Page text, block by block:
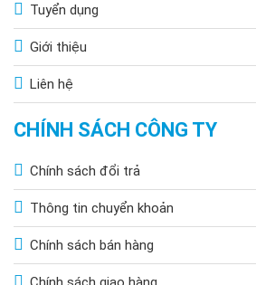
Tuyển dụng
Giới thiệu
Liên hệ
CHÍNH SÁCH CÔNG TY
Chính sách đổi trả
Thông tin chuyển khoản
Chính sách bán hàng